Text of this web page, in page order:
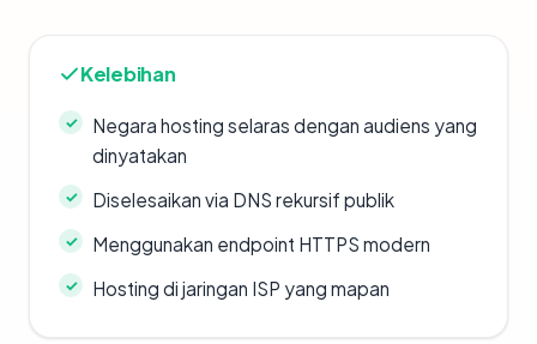
Kelebihan
Negara hosting selaras dengan audiens yang
dinyatakan
Diselesaikan via DNS rekursif publik
Menggunakan endpoint HTTPS modern
Hosting di jaringan ISP yang mapan